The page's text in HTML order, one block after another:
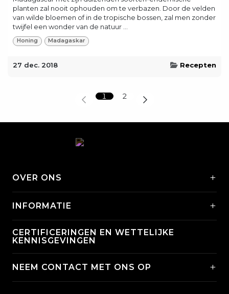
planten zal nooit ophouden om te verbazen. Door de velden
van wilde bloemen of in de tropische bossen, zal men zonder
twijfel een wonder van de natuur ...
Honing Madagaskar
27 dec. 2018 Recepten
1 2
OVER ONS +
INFORMATIE +
CERTIFICERINGEN EN WETTELIJKE
KENNISGEVINGEN
NEEM CONTACT MET ONS OP +